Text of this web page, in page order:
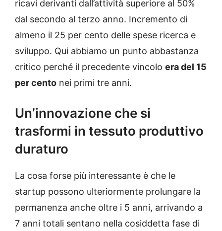
ricavi derivanti dall’attività superiore al 50%
dal secondo al terzo anno. Incremento di
almeno il 25 per cento delle spese ricerca e
sviluppo. Qui abbiamo un punto abbastanza
critico perché il precedente vincolo era del 15
per cento nei primi tre anni.
Un’innovazione che si
trasformi in tessuto produttivo
duraturo
La cosa forse più interessante è che le
startup possono ulteriormente prolungare la
permanenza anche oltre i 5 anni, arrivando a
7 anni totali sentano nella cosiddetta fase di